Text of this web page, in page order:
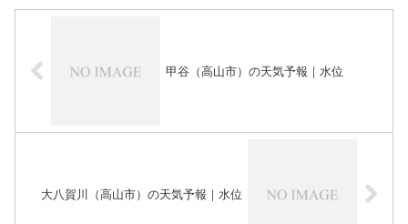
甲谷（高山市）の天気予報｜水位
大八賀川（高山市）の天気予報｜水位